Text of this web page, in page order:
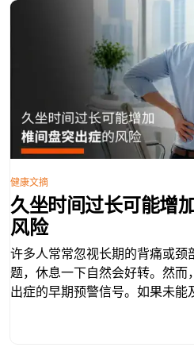
久坐时间过长可能增
风险
许多人常常忽视长期的背痛或颈
题，休息一下自然会好转。然而
出症的早期预警信号。如果未能
健康文摘